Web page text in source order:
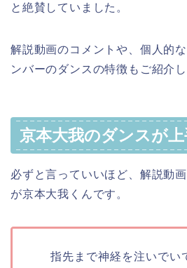
と絶賛していました。
解説動画のコメントや、個人的
ンバーのダンスの特徴もご紹介し
京本大我のダンスが
必ずと言っていいほど、解説動
が京本大我くんです。
指先まで神経を注いでい